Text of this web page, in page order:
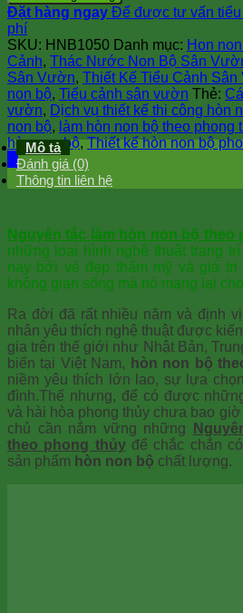
làm
hòn
non
bộ
theo
phong
thủy
số
lượng
Đặt hàng ngay Để được tư vấn
phí
SKU: HNB1050 Danh mục: Hon
Cảnh, Thác Nước Non Bộ Sân
Sân Vườn, Thiết Kế Tiểu Cảnh Sân
non bộ, Tiểu cảnh sân vườn Thẻ:
vườn, Dịch vụ thiết kế thi công hòn
non bộ, làm hòn non bộ theo phong
hòn non bộ,Thiết kế hòn non bộ
Mô tả
Đánh giá (0)
Thông tin liên hệ
Nguyên tắc làm hòn non bộ theo
những loại hình nghệ thuật trang
nay bởi vẻ đẹp thẩm mỹ và giá
không gian sống mà nó mang lại
Ra đời đã rất nhiều năm và định
nhân yêu thích nghệ thuật được
gia trên thế giới như Nhật Bản,
biến tại Việt Nam, hòn non bộ
niềm yêu thích lớn lao, sự lựa
đình.Thế nhưng, để có được
và hài hòa phong thủy chưa bao
chủ cần nắm vững những
theo phong thủyđể chắc chắn
sản phẩm hòn non bộ chất lượng.